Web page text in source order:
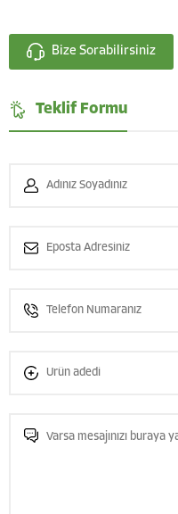
Bize Sorabilirsiniz
Teklif Formu